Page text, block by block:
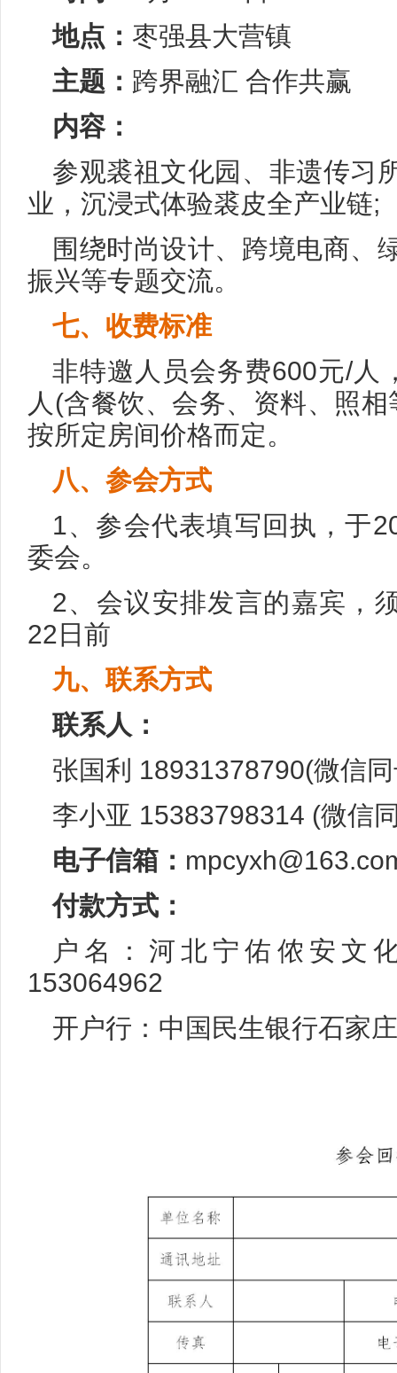
地点： 枣强县大营镇
主题： 跨界融汇 合作共赢
内容：
参观裘祖文化园、非遗传习
业，沉浸式体验裘皮全产业链;
围绕时尚设计、跨境电商、
振兴等专题交流。
七、收费标准
非特邀人员会务费600元/人
人(含餐饮、会务、资料、照
按所定房间价格而定。
八、参会方式
1、参会代表填写回执，于
委会。
2、会议安排发言的嘉宾，
22日前
九、联系方式
联系人：
张国利 18931378790(微信
李小亚 15383798314 (微信
电子信箱：
付款方式：
户名：河北宁佑侬安文
153064962
开户行：中国民生银行石家